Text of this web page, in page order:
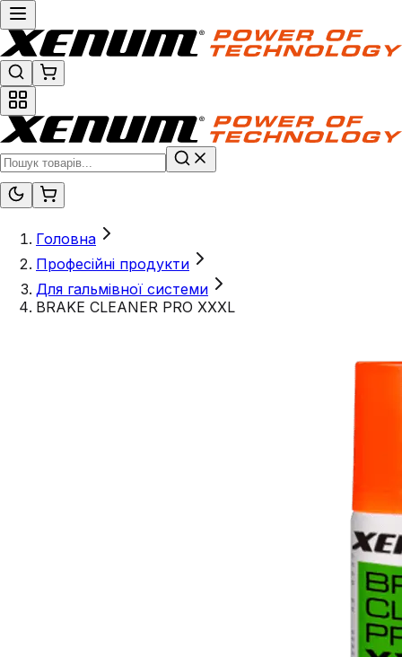
Головна
Професійні продукти
Для гальмівної системи
BRAKE CLEANER PRO XXXL